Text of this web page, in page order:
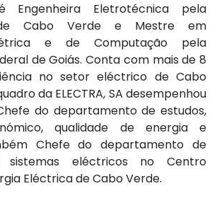
Engenheira Eletrotécnica pela
de Cabo Verde e Mestre em
e de Computação pela
de Goiás. Conta com mais de 8
no setor eléctrico de Cabo
da ELECTRA, SA desempenhou
do departamento de estudos,
qualidade de energia e
Chefe do departamento de
sistemas eléctricos no Centro
Eléctrica de Cabo Verde.